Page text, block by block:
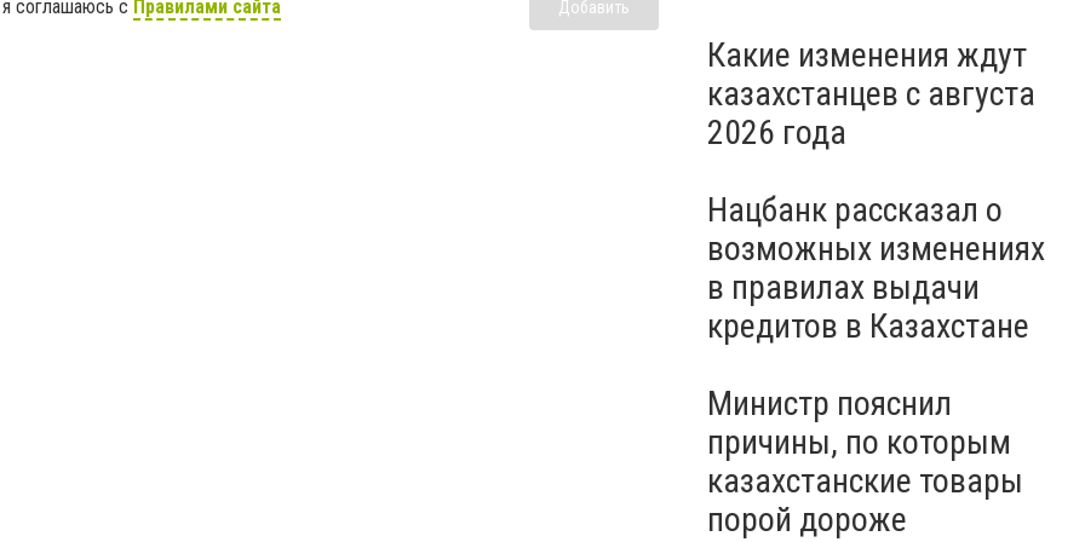
соглашаюсь с Правилами сайта Добавить
Какие изменения ждут
казахстанцев с августа
2026 года
Нацбанк рассказал о
возможных изменениях
в правилах выдачи
кредитов в Казахстане
Министр пояснил
причины, по которым
казахстанские товары
порой дороже